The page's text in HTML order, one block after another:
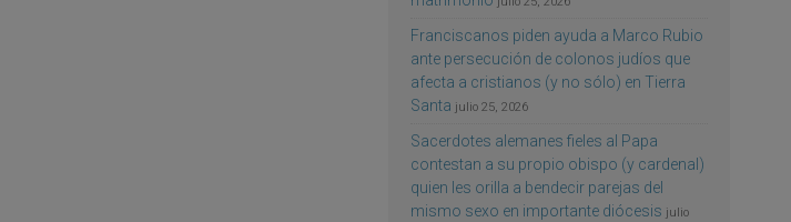
Franciscanos piden ayuda a Marco Rubio
ante persecución de colonos judíos que
afecta a cristianos (y no sólo) en Tierra
Santa julio 25, 2026
Sacerdotes alemanes fieles al Papa
contestan a su propio obispo (y cardenal)
quien les orilla a bendecir parejas del
mismo sexo en importante diócesis julio